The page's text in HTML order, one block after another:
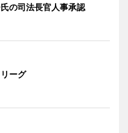
の司法長官人事承認
ーグ